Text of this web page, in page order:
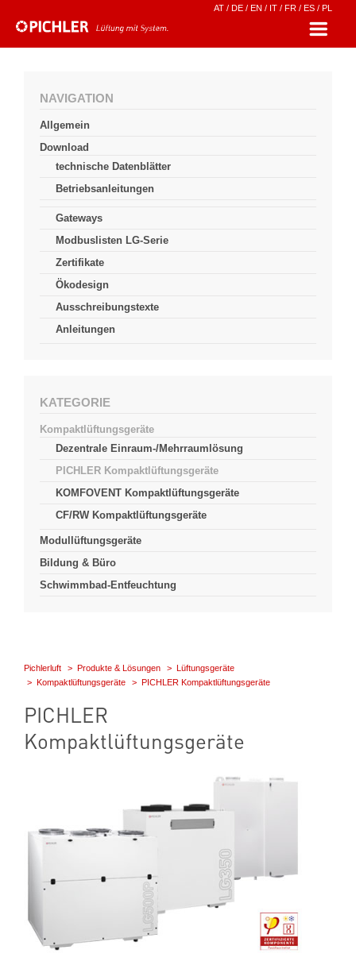
AT / DE / EN / IT / FR / ES / PL
NAVIGATION
Allgemein
Download
technische Datenblätter
Betriebsanleitungen
Gateways
Modbuslisten LG-Serie
Zertifikate
Ökodesign
Ausschreibungstexte
Anleitungen
KATEGORIE
Kompaktlüftungsgeräte
Dezentrale Einraum-/Mehrraumlösung
PICHLER Kompaktlüftungsgeräte
KOMFOVENT Kompaktlüftungsgeräte
CF/RW Kompaktlüftungsgeräte
Modullüftungsgeräte
Bildung & Büro
Schwimmbad-Entfeuchtung
Pichlerluft Produkte & Lösungen
Lüftungsgeräte
Kompaktlüftungsgeräte
PICHLER Kompaktlüftungsgeräte
PICHLER
Kompaktlüftungsgeräte